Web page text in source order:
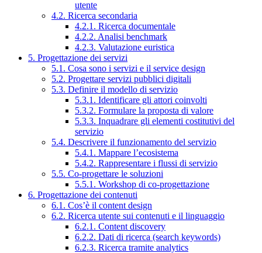
utente
4.2. Ricerca secondaria
4.2.1. Ricerca documentale
4.2.2. Analisi benchmark
4.2.3. Valutazione euristica
5. Progettazione dei servizi
5.1. Cosa sono i servizi e il service design
5.2. Progettare servizi pubblici digitali
5.3. Definire il modello di servizio
5.3.1. Identificare gli attori coinvolti
5.3.2. Formulare la proposta di valore
5.3.3. Inquadrare gli elementi costitutivi del
servizio
5.4. Descrivere il funzionamento del servizio
5.4.1. Mappare l’ecosistema
5.4.2. Rappresentare i flussi di servizio
5.5. Co-progettare le soluzioni
5.5.1. Workshop di co-progettazione
6. Progettazione dei contenuti
6.1. Cos’è il content design
6.2. Ricerca utente sui contenuti e il linguaggio
6.2.1. Content discovery
6.2.2. Dati di ricerca (search keywords)
6.2.3. Ricerca tramite analytics